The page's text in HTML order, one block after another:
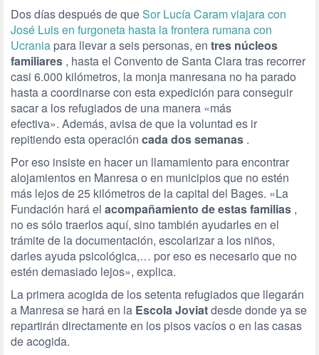
Dos días después de queSor Lucía Caram viajara con
José Luis en furgoneta hasta la frontera rumana con
Ucrania para llevar a seis personas, en tres núcleos
familiares , hasta el Convento de Santa Clara tras recorrer
casi 6.000 kilómetros, la monja manresana no ha parado
hasta a coordinarse con esta expedición para conseguir
sacar a los refugiados de una manera «más
efectiva». Además, avisa de que la voluntad es ir
repitiendo esta operación cada dos semanas .
Por eso insiste en hacer un llamamiento para encontrar
alojamientos en Manresa o en municipios que no estén
más lejos de 25 kilómetros de la capital del Bages. «La
Fundación hará el acompañamiento de estas familias ,
no es sólo traerlos aquí, sino también ayudarles en el
trámite de la documentación, escolarizar a los niños,
darles ayuda psicológica,… por eso es necesario que no
estén demasiado lejos», explica.
La primera acogida de los setenta refugiados que llegarán
a Manresa se hará en la Escola Joviatdesde donde ya se
repartirán directamente en los pisos vacíos o en las casas
de acogida.